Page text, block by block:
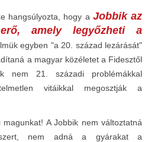
hangsúlyozta, hogy a Jobbik az
amely legyőzheti a
egyben "a 20. század lezárását"
a magyar közéletet a Fidesztől
nem 21. századi problémákkal
vitáikkal megosztják a
A Jobbik nem változtatná
nem adná a gyárakat a